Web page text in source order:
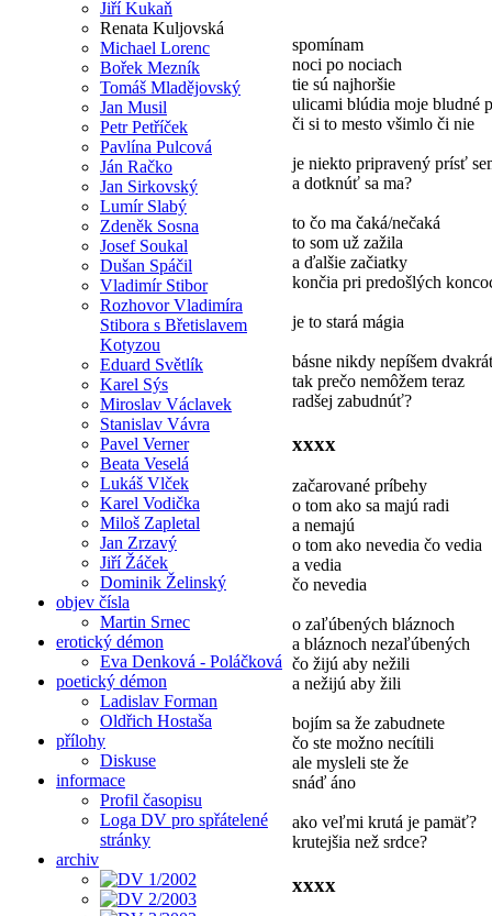
Jiří Kukaň
Renata Kuljovská
Michael Lorenc
Bořek Mezník
Tomáš Mladějovský
Jan Musil
Petr Petříček
Pavlína Pulcová
Ján Račko
Jan Sirkovský
Lumír Slabý
Zdeněk Sosna
Josef Soukal
Dušan Spáčil
Vladimír Stibor
Rozhovor Vladimíra
Stibora s Břetislavem
Kotyzou
Eduard Světlík
Karel Sýs
Miroslav Václavek
Stanislav Vávra
Pavel Verner
Beata Veselá
Lukáš Vlček
Karel Vodička
Miloš Zapletal
Jan Zrzavý
Jiří Žáček
Dominik Želinský
objev čísla
Martin Srnec
erotický démon
Eva Denková - Poláčková
poetický démon
Ladislav Forman
Oldřich Hostaša
přílohy
Diskuse
informace
Profil časopisu
Loga DV pro spřátelené
stránky
archiv
spomínam
noci po nociach
tie sú najhoršie
ulicami blúdia moje bludné
či si to mesto všimlo či nie
je niekto pripravený prísť
a dotknúť sa ma?
to čo ma čaká/nečaká
to som už zažila
a ďalšie začiatky
končia pri predošlých
je to stará mágia
básne nikdy nepíšem dvakrát
tak prečo nemôžem teraz
radšej zabudnúť?
xxxx
začarované príbehy
o tom ako sa majú radi
a nemajú
o tom ako nevedia čo vedia
a vedia
čo nevedia
o zaľúbených bláznoch
a bláznoch nezaľúbených
čo žijú aby nežili
a nežijú aby žili
bojím sa že zabudnete
čo ste možno necítili
ale mysleli ste že
snáď áno
ako veľmi krutá je pamäť?
krutejšia než srdce?
xxxx